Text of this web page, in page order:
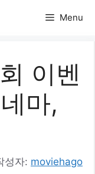
Menu
이벤
마,
성자: moviehago